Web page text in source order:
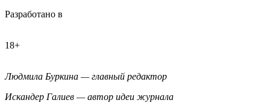
Разработано в
18+
Людмила Буркина — главный редактор
Искандер Галиев — автор идеи журнала